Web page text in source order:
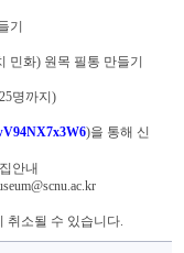
기
민화) 원목 필통 만들기
명까지)
)을 통해 신
취소될 수 있습니다.